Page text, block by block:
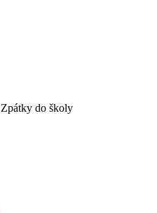
Zpátky do školy